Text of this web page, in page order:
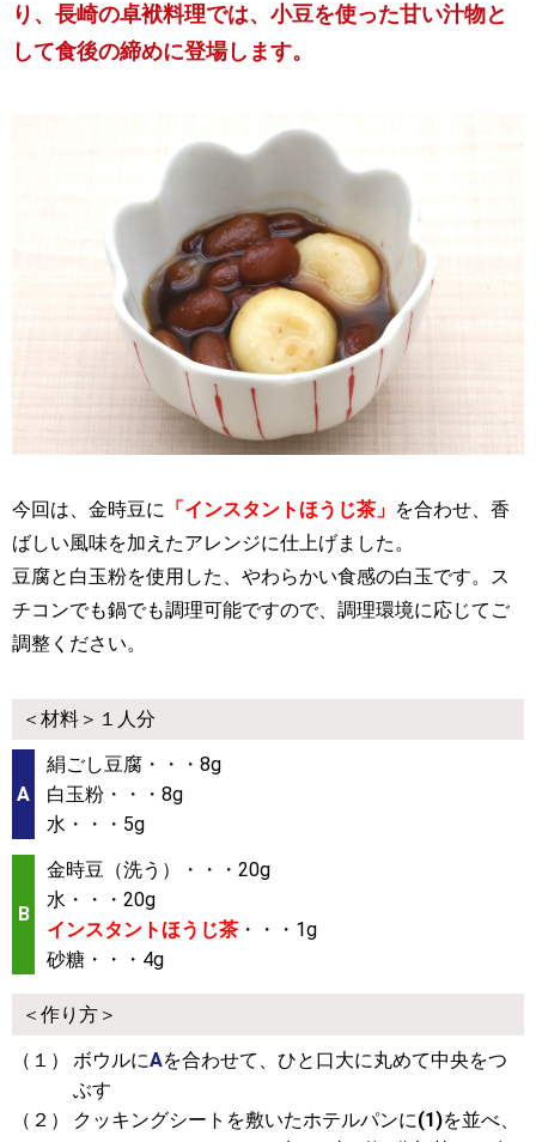
り、長崎の卓袱料理では、小豆を使った甘い汁物と
して食後の締めに登場します。
今回は、金時豆に 「インスタントほうじ茶」 を合わせ、香
ばしい風味を加えたアレンジに仕上げました。
豆腐と白玉粉を使用した、やわらかい食感の白玉です。ス
チコンでも鍋でも調理可能ですので、調理環境に応じてご
調整ください。
＜材料＞１人分
絹ごし豆腐・・・8g
白玉粉・・・8g
水・・・5g
金時豆（洗う）・・・20g
水・・・20g
インスタントほうじ茶・・・1g
砂糖・・・4g
＜作り方＞
（１）
ボウルにAを合わせて、ひと口大に丸めて中央をつ
ぶす
（２）
クッキングシートを敷いたホテルパンに(1)を並べ、